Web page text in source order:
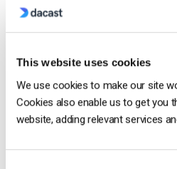
This website uses cookies
We use cookies to make our site
Cookies also enable us to get you
website, adding relevant services
clic en “Compartir” para
con tu público.